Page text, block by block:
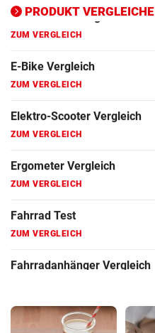
PRODUKT VERGLEICHE
Ergometer Vergleich
ZUM VERGLEICH
ZUM VERGLEICH
ZUM VERGLEICH
ZUM VERGLEICH
ZUM VERGLEICH